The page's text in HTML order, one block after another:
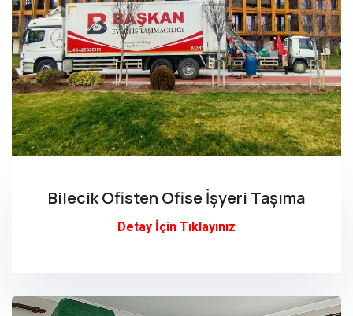
Bilecik Ofisten Ofise İşyeri Taşıma
Detay İçin Tıklayınız